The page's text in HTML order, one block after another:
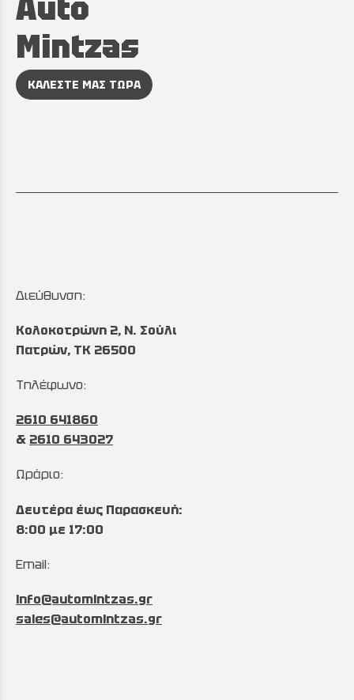
Auto
Mintzas
ΚΑΛΕΣΤΕ ΜΑΣ ΤΩΡΑ
Διεύθυνση:
Κολοκοτρώνη 2, Ν. Σούλι
Πατρών, TK 26500
Τηλέφωνο:
2610 641860
& 2610 643027
Ωράριο:
Δευτέρα έως Παρασκευή:
8:00 με 17:00
Email:
info@automintzas.gr
sales@automintzas.gr